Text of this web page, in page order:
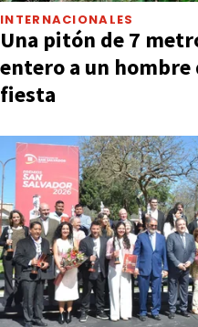
INTERNACIONALES
Una pitón de 7
entero a un hombre
fiesta